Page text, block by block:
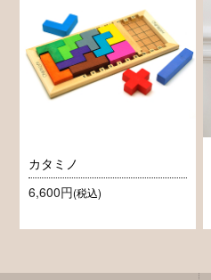
カタミノ
6,600円(税込)